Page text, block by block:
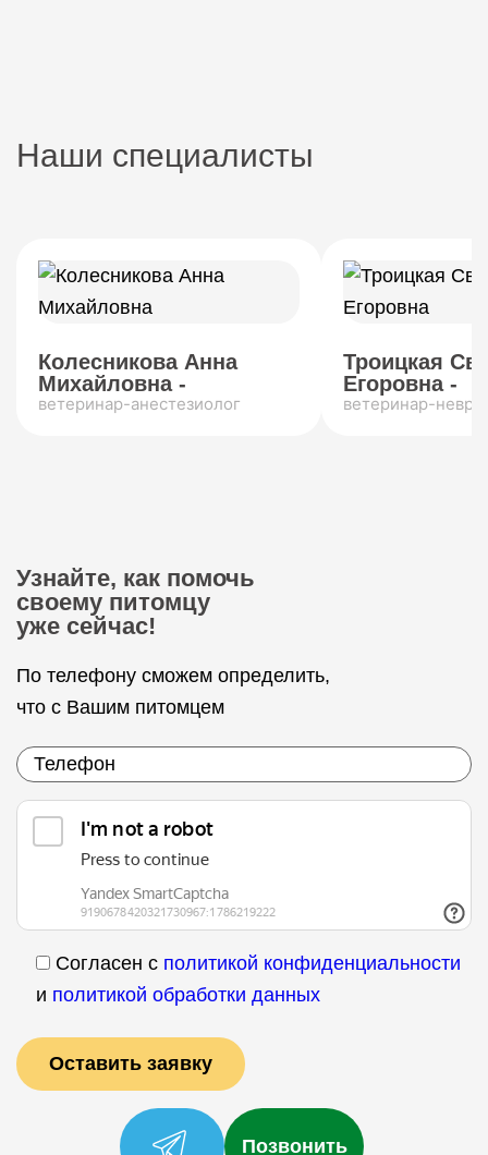
Наши специалисты
Колесникова Анна
Михайловна -
ветеринар-анестезиолог
Троицкая
Егоровна -
ветеринар-
Узнайте, как помочь
своему питомцу
уже сейчас!
По телефону сможем определить,
что с Вашим питомцем
Согласен с политикой конфиденциальности
и политикой обработки данных
Позвонить